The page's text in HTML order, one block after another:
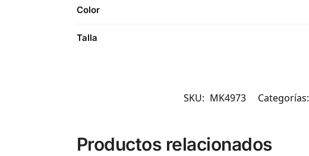
Color
Talla
SKU: MK4973 Categorías:
Productos relacionados